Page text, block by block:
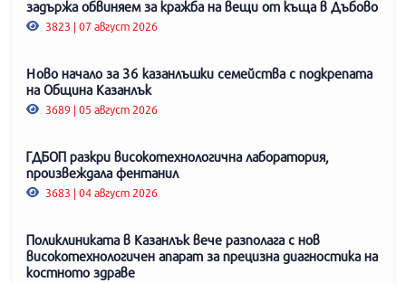
задържа обвиняем за кражба на вещи от къща в Дъбово
3823 | 07 август 2026
Ново начало за 36 казанлъшки семейства с подкрепата
на Община Казанлък
3689 | 05 август 2026
ГДБОП разкри високотехнологична лаборатория,
произвеждала фентанил
3683 | 04 август 2026
Поликлиниката в Казанлък вече разполага с нов
високотехнологичен апарат за прецизна диагностика на
костното здраве